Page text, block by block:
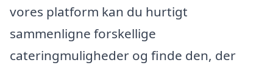
vores platform kan du hurtigt
sammenligne forskellige
cateringmuligheder og finde den, der